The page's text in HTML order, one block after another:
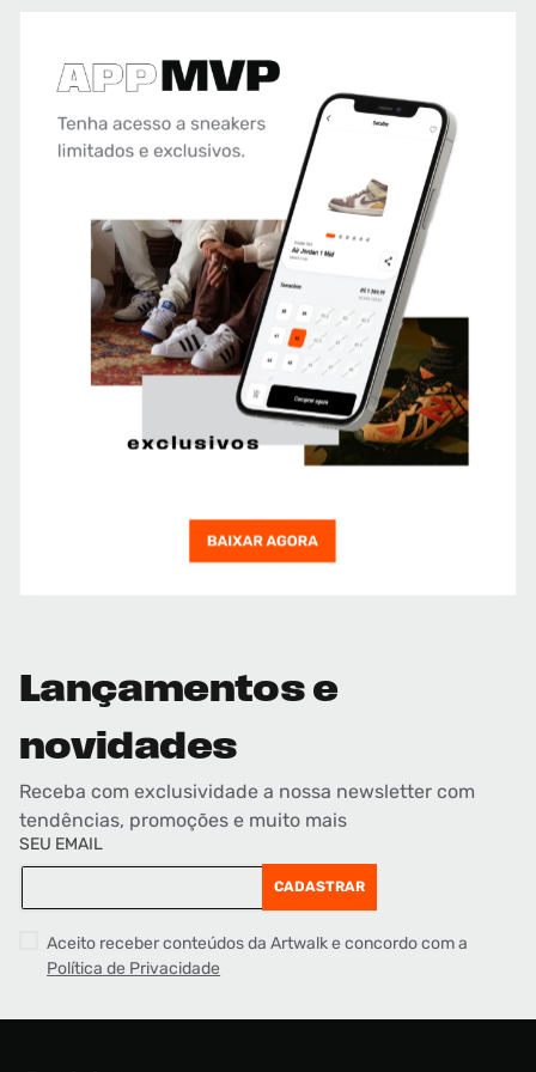
Lançamentos e
novidades
Receba com exclusividade a nossa newsletter com
tendências, promoções e muito mais
SEU EMAIL
CADASTRAR
Aceito receber conteúdos da Artwalk e concordo com a
Política de Privacidade